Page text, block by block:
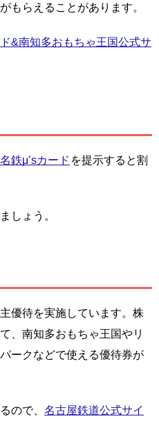
もらえることがあります。
&南知多おもちゃ王国公式サ
名鉄μ’sカード を提示すると割
しょう。
優待を実施しています。株
、南知多おもちゃ王国やリ
ークなどで使える優待券が
ので、 名古屋鉄道公式サイ